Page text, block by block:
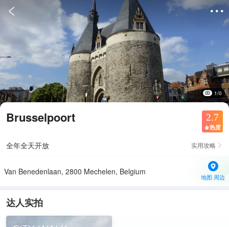
 
1/0
Brusselpoort 2.7
 热度
全年全天开放 实用攻略 
Van Benedenlaan, 2800 Mechelen, Belgium
地图·周边
达人实拍